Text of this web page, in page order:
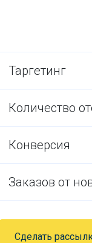
Таргетинг
Количество
Конверсия
Заказов от
Сделать